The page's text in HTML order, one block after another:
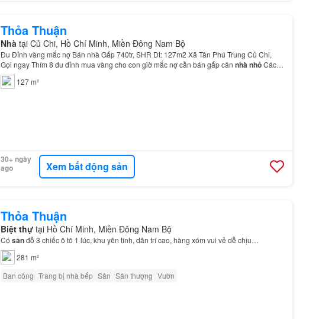
Thỏa Thuận
Nhà tại Củ Chi, Hồ Chí Minh, Miền Đông Nam Bộ
Đu Đỉnh vàng mắc nợ Bán nhà Gấp 740tr, SHR Dt: 127m2 Xã Tân Phú Trung Củ Chi,
Gọi ngay Thím 8 đu đỉnh mua vàng cho con giờ mắc nợ cần bán gấp căn nhà nhỏCách
KCN chỉ 800m, đi về BXe
127 m²
30+ ngày
ago
Xem bất động sản
Thỏa Thuận
Biệt thựtại Hồ Chí Minh, Miền Đông Nam Bộ
Có sânđỗ 3 chiếc ô tô 1 lúc, khu yên tĩnh, dân trí cao, hàng xóm vui vẻ dễ chịu…
281 m²
Ban công Trang bị nhà bếp Sân Sân thượng Vườn